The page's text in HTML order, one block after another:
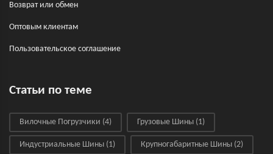
Возврат или обмен
Оптовым клиентам
Пользовательское соглашение
Статьи по теме
Вилочные Погрузчики (4) Грузовые Шины (1)
Индустриальные Шины (1) Крупногабаритные Шины (2)